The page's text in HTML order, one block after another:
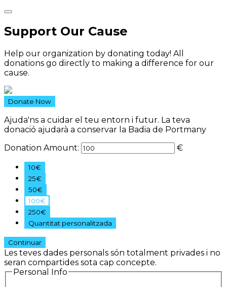
Support Our Cause
Help our organization by donating today! All
donations go directly to making a difference for our
cause.
Donate Now
Ajuda'ns a cuidar el teu entorn i futur. La teva
donació ajudarà a conservar la Badia de Portmany
Donation Amount:
€
10€
25€
50€
100€
250€
Quantitat personalitzada
Continuar
Les teves dades personals són totalment privades i no
seran compartides sota cap concepte.
Personal Info